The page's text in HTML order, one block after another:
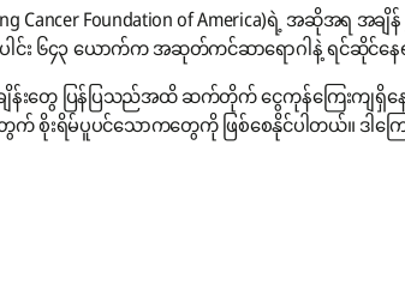
Cancer Foundation of America)ရဲ့ အဆိုအရ
း ၆၄၃ ယောက်က အဆုတ်ကင်ဆာရောဂါနဲ့ ရင်ဆိုင်န
တွေ ပြန်ပြသည်အထိ ဆက်တိုက် ငွေကုန်ကြေးကျရှိန
ရိမ်ပူပင်သောကတွေကို ဖြစ်စေနိုင်ပါတယ်။ ဒါက